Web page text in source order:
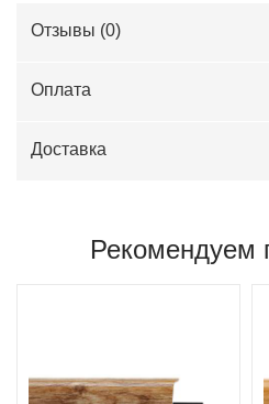
Отзывы (0)
Оплата
Доставка
Рекомендуем